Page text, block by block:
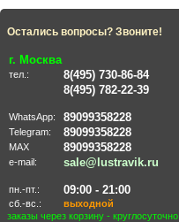
Остались вопросы? Звоните!
г. Москва
тел.:
8(495) 730-86-84
8(495) 782-22-39
WhatsApp: 89099358228
Telegram: 89099358228
MAX 89099358228
e-mail: sale@lustravik.ru
пн.-пт.: 09:00 - 21:00
сб.-вс.:
выходной
заказы через корзину - круглосуточно